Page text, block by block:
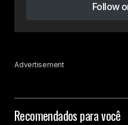
Follow
Advertisement
Recomendados para você